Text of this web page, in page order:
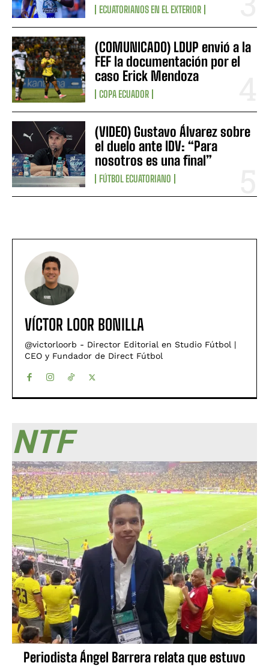
ECUATORIANOS EN EL EXTERIOR
(COMUNICADO) LDUP envió a la
FEF la documentación por el
caso Erick Mendoza
COPA ECUADOR
(VIDEO) Gustavo Álvarez sobre
el duelo ante IDV: “Para
nosotros es una final”
FÚTBOL ECUATORIANO
VÍCTOR LOOR BONILLA
@victorloorb - Director Editorial en Studio Fútbol |
CEO y Fundador de Direct Fútbol
NTF
Periodista Ángel Barrera relata que estuvo